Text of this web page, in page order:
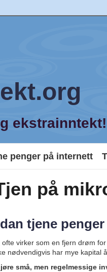
ekstrainntekt!
penger på internett
på
tjene
virker som en fjern drøm
nødvendigvis har mye kapital
små, men regelmessige